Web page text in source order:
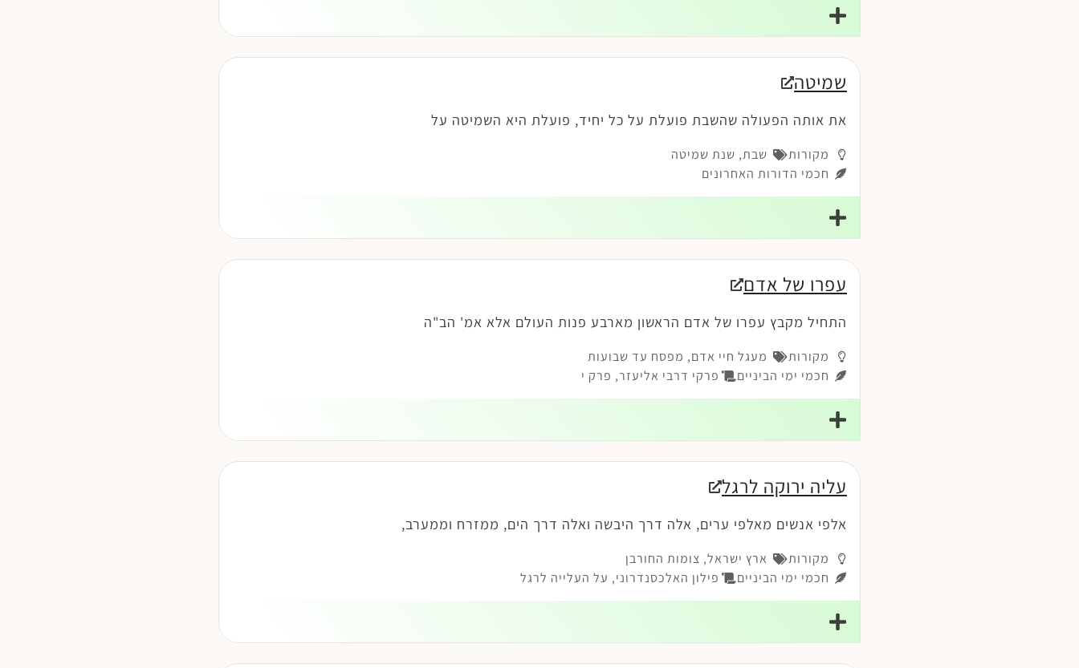
שמיטה
את אותה הפעולה שהשבת פועלת על כל יחיד, פועלת היא השמיטה על
מקורות שבת, שנת שמיטה
חכמי הדורות האחרונים
עפרו של אדם
התחיל מקבץ עפרו של אדם הראשון מארבע פנות העולם אלא אמ' הב"ה
מקורות מעגל חיי אדם, מפסח עד שבועות
חכמי ימי הביניים
פרקי דרבי אליעזר, פרק י
עליה ירוקה לרגל
אלפי אנשים מאלפי ערים, אלה דרך היבשה ואלה דרך הים, ממזרח וממערב,
מקורות ארץ ישראל, צומות החורבן
חכמי ימי הביניים
פילון האלכסנדרוני, על העלייה לרגל